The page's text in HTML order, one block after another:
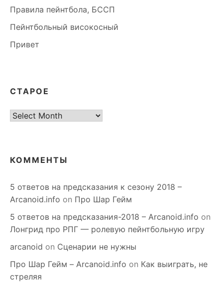
Правила пейнтбола, БССП
Пейнтбольный високосный
Привет
СТАРОЕ
старое
КОММЕНТЫ
5 ответов на предсказания к сезону 2018 –
Arcanoid.info on Про Шар Гейм
5 ответов на предсказания-2018 – Arcanoid.info on
Лонгрид про РПГ — ролевую пейнтбольную игру
arcanoid on Сценарии не нужны
Про Шар Гейм – Arcanoid.info on Как выиграть, не
стреляя